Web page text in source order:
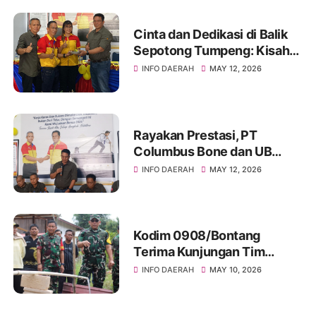
Cinta dan Dedikasi di Balik
Sepotong Tumpeng: Kisah
Manis Columbus Soppeng &
INFO DAERAH MAY 12, 2026
Rayakan Prestasi, PT
Columbus Bone dan UB
Parepare Bagikan Bonus
INFO DAERAH MAY 12, 2026
Kodim 0908/Bontang
Terima Kunjungan Tim
Wasev TMMD Ke-128 Tahun
INFO DAERAH MAY 10, 2026